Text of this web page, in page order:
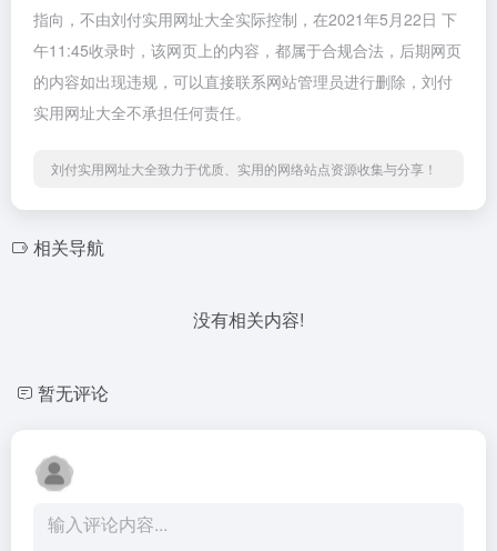
指向，不由刘付实用网址大全实际控制，在2021年5月22日 下
午11:45收录时，该网页上的内容，都属于合规合法，后期网页
的内容如出现违规，可以直接联系网站管理员进行删除，刘付
实用网址大全不承担任何责任。
刘付实用网址大全致力于优质、实用的网络站点资源收集与分享！
相关导航
没有相关内容!
暂无评论